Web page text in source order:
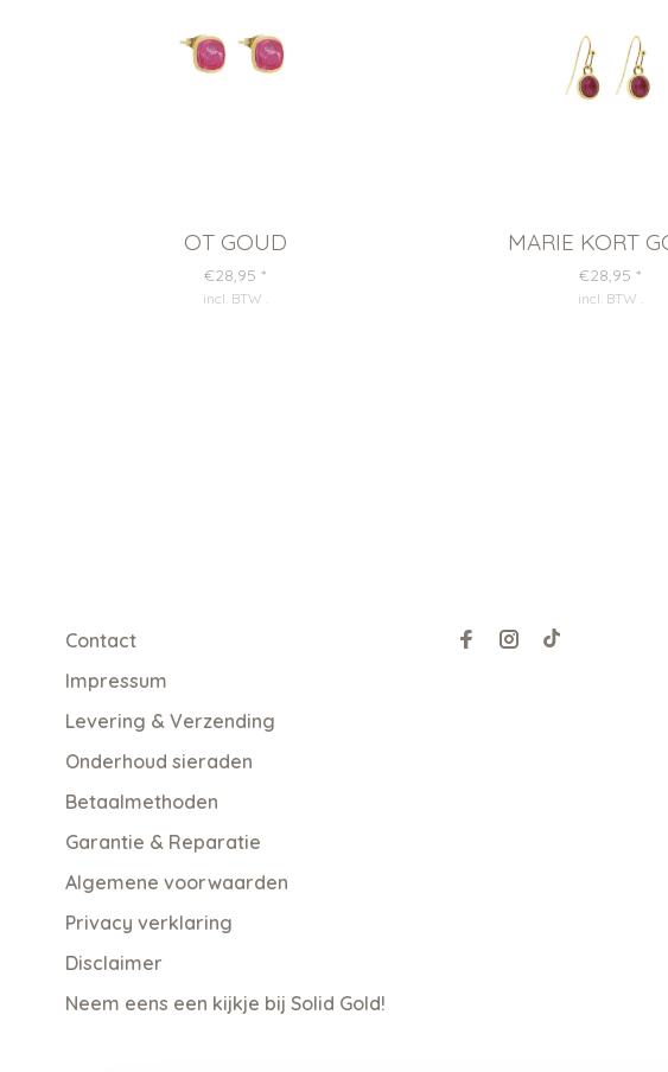
OT GOUD
€28,95 *
incl. BTW
MARIE KORT
€28,95 *
incl. BTW
Contact
Impressum
Levering & Verzending
Onderhoud sieraden
Betaalmethoden
Garantie & Reparatie
Algemene voorwaarden
Privacy verklaring
Disclaimer
Neem eens een kijkje bij Solid Gold!